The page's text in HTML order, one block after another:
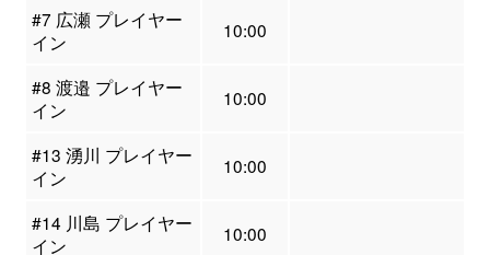
#7 広瀬 プレイヤー
イン
10:00
#8 渡邉 プレイヤー
イン
10:00
#13 湧川 プレイヤー
イン
10:00
#14 川島 プレイヤー
イン
10:00